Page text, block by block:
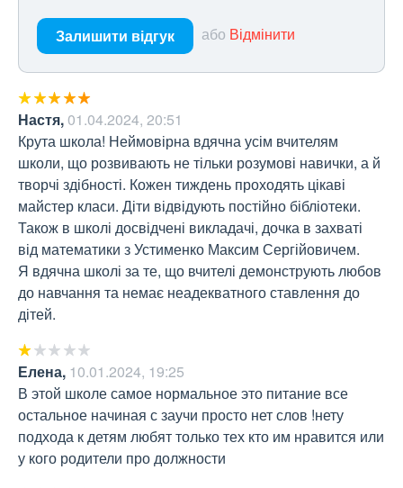
Залишити відгук або Відмінити
Настя,01.04.2024, 20:51
Крута школа! Неймовірна вдячна усім вчителям
школи, що розвивають не тільки розумові навички, а й
творчі здібності. Кожен тиждень проходять цікаві
майстер класи. Діти відвідують постійно бібліотеки.
Також в школі досвідчені викладачі, дочка в захваті
від математики з Устименко Максим Сергійовичем.
Я вдячна школі за те, що вчителі демонструють любов
до навчання та немає неадекватного ставлення до
дітей.
Елена, 10.01.2024, 19:25
В этой школе самое нормальное это питание все
остальное начиная с заучи просто нет слов !нету
подхода к детям любят только тех кто им нравится или
у кого родители про должности